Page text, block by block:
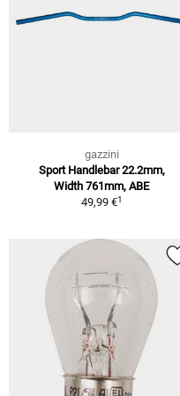
gazzini
Sport Handlebar 22.2mm,
Width 761mm, ABE
49,99 €1